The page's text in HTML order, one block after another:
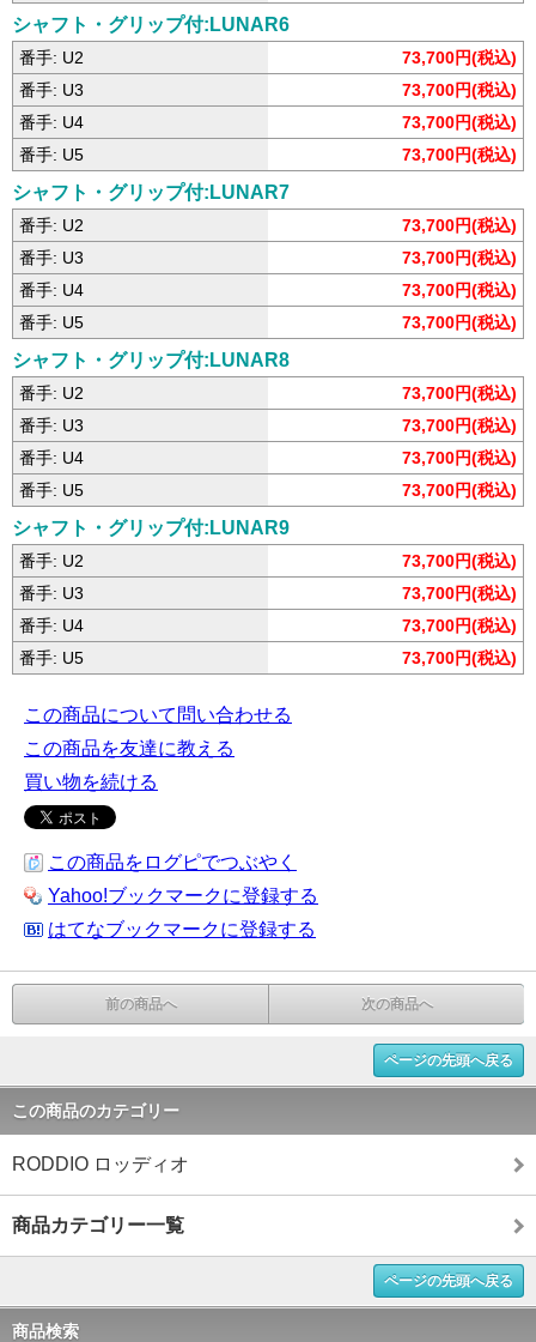
シャフト・グリップ付:LUNAR6
番手: U2
73,700円(税込)
番手: U3
73,700円(税込)
番手: U4
73,700円(税込)
番手: U5
73,700円(税込)
シャフト・グリップ付:LUNAR7
番手: U2
73,700円(税込)
番手: U3
73,700円(税込)
番手: U4
73,700円(税込)
番手: U5
73,700円(税込)
シャフト・グリップ付:LUNAR8
番手: U2
73,700円(税込)
番手: U3
73,700円(税込)
番手: U4
73,700円(税込)
番手: U5
73,700円(税込)
シャフト・グリップ付:LUNAR9
番手: U2
73,700円(税込)
番手: U3
73,700円(税込)
番手: U4
73,700円(税込)
番手: U5
73,700円(税込)
この商品について問い合わせる
この商品を友達に教える
買い物を続ける
この商品をログピでつぶやく
Yahoo!ブックマークに登録する
はてなブックマークに登録する
前の商品へ 次の商品へ
ページの先頭へ戻る
この商品のカテゴリー
RODDIO ロッディオ
商品カテゴリー一覧
ページの先頭へ戻る
商品検索